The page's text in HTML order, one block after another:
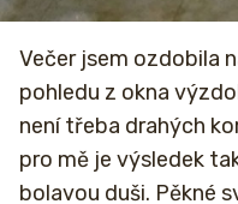
Večer jsem ozdobila
pohledu z okna
není třeba drahých
pro mě je výsledek
bolavou duši. Pěkné